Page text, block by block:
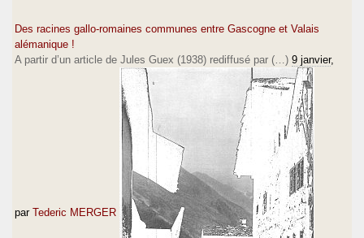
Des racines gallo-romaines communes entre Gascogne et Valais
alémanique !
A partir d’un article de Jules Guex (1938) rediffusé par (…) 9 janvier,
par Tederic MERGER